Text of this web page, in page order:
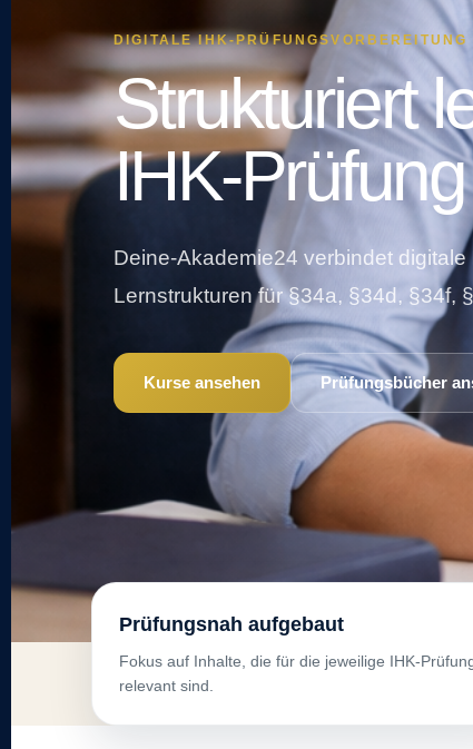
DIGITALE IHK-PRÜFUNGSVORBEREITUNG
Strukturiert
IHK-
Deine-Akademie24 verbindet
Lernstrukturen für §34a, §34d, §34f,
Kurse ansehen Prüfungsbücher
Prüfungsnah aufgebaut
Fokus auf Inhalte, die für die jeweilige IHK-
relevant sind.